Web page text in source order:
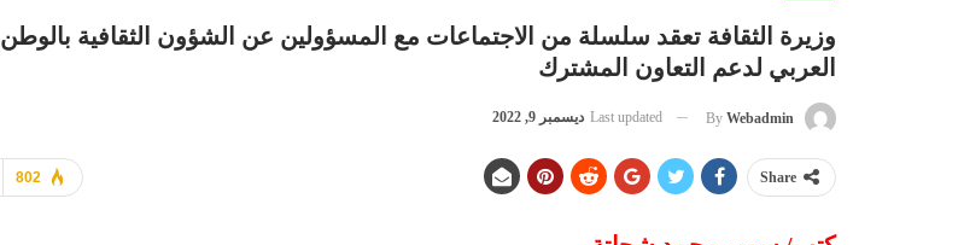
وزيرة الثقافة تعقد سلسلة من الاجتماعات مع المسؤولين عن الشؤون الثقافية بالوطن
العربي لدعم التعاون المشترك
By Webadmin
Last updated ديسمبر 9, 2022
802 Share